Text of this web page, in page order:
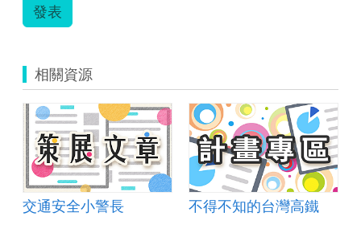
發表
相關資源
交通安全小警長 不得不知的台灣高鐵